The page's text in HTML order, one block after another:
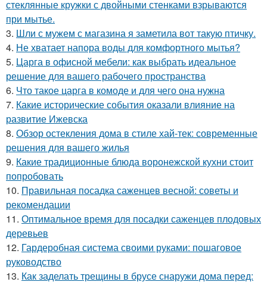
стеклянные кружки с двойными стенками взрываются
при мытье.
3. Шли с мужем с магазина я заметила вот такую птичку.
4. Не хватает напора воды для комфортного мытья?
5. Царга в офисной мебели: как выбрать идеальное
решение для вашего рабочего пространства
6. Что такое царга в комоде и для чего она нужна
7. Какие исторические события оказали влияние на
развитие Ижевска
8. Обзор остекления дома в стиле хай-тек: современные
решения для вашего жилья
9. Какие традиционные блюда воронежской кухни стоит
попробовать
10. Правильная посадка саженцев весной: советы и
рекомендации
11. Оптимальное время для посадки саженцев плодовых
деревьев
12. Гардеробная система своими руками: пошаговое
руководство
13. Как заделать трещины в брусе снаружи дома перед: